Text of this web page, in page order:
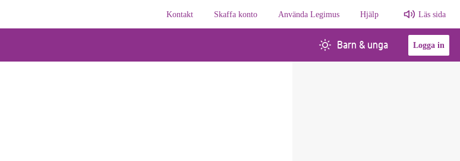
Kontakt
Skaffa konto Använda Legimus Hjälp Läs sida
Barn & unga Logga in